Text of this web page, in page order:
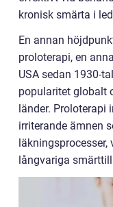
kronisk smärta i
En annan
proloterapi, en
USA sedan 1930-
popularitet globalt
länder. Proloterapi
irriterande ämnen
långvariga